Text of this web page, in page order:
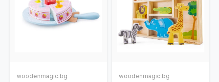
woodenmagic.bg woodenmagic.bg